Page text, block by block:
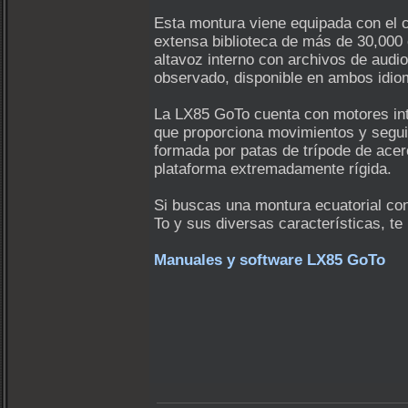
Esta montura viene equipada con el
extensa biblioteca de más de
altavoz interno con archivos de
observado, disponible en ambos
La LX85 GoTo cuenta con motores
que proporciona movimientos y
formada por patas de trípode de
plataforma extremadamente rígida.
Si buscas una montura ecuatorial
To y sus diversas características, te
Manuales y software LX85 GoTo